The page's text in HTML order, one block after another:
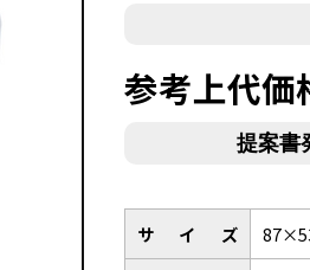
参考上代価
サイズ